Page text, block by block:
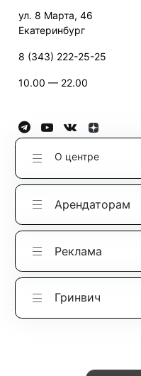
ул. 8 Марта, 46
Екатеринбург
8 (343) 222-25-25
10.00 — 22.00
О центре
Арендаторам
Реклама
Гринвич